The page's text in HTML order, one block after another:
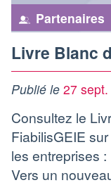
Partenaires
Livre Blanc
Publié le 27
Consultez le
FiabilisGEIE
les entreprises
Vers un